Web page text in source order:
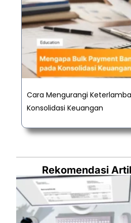
Cara Mengurangi
Konsolidasi Keuangan
Rekomendasi